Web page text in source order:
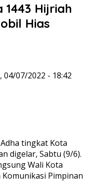
Hijriah
Hias
04/07/2022 - 18:42
tingkat Kota
digelar, Sabtu (9/6).
Wali Kota
Pimpinan